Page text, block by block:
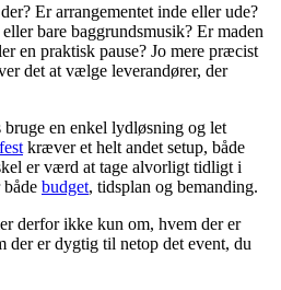
Er arrangementet inde eller ude?
bare baggrundsmusik? Er maden
en praktisk pause? Jo mere præcist
det at vælge leverandører, der
en enkel lydløsning og let
kræver et helt andet setup, både
er værd at tage alvorligt tidligt i
budget, tidsplan og bemanding.
derfor ikke kun om, hvem der er
der er dygtig til netop det event, du